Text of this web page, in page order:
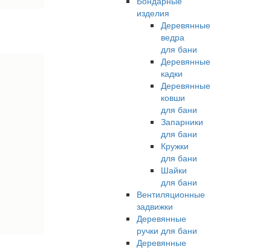
изделия
Деревянные
ведра
для бани
Деревянные
кадки
Деревянные
ковши
для бани
Запарники
для бани
Кружки
для бани
Шайки
для бани
Вентиляционные
задвижки
Деревянные
ручки для бани
Деревянные